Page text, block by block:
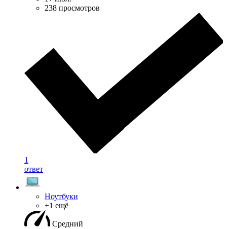
238 просмотров
1
ответ
Ноутбуки
+1 ещё
Средний